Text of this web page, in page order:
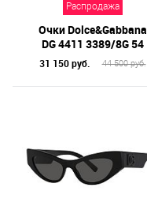
Материал линз
Форма оправы
Тип оправы
Технология оптики
Материал оправы
Распродажа
Очки Dolce&Gabbana
DG 4411 3389/8G 54
31 150 руб. 44 500 руб.